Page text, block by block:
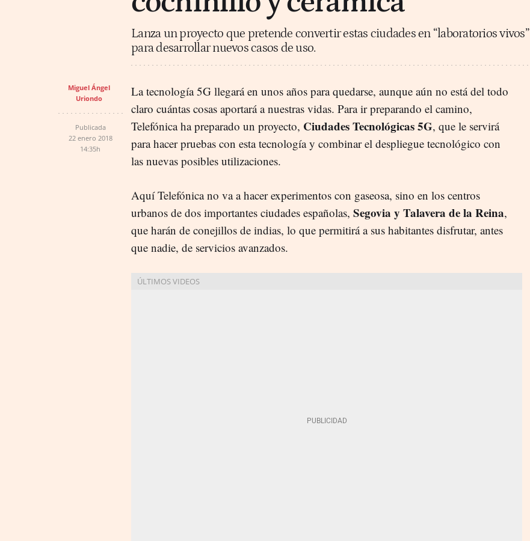
Lanza un proyecto que pretende convertir estas ciudades en “laboratorios vivos”
para desarrollar nuevos casos de uso.
Miguel Ángel
Uriondo
Publicada
22 enero 2018
14:35h
La tecnología 5G llegará en unos años para quedarse, aunque aún no está del todo
claro cuántas cosas aportará a nuestras vidas. Para ir preparando el camino,
Telefónica ha preparado un proyecto, Ciudades Tecnológicas 5G, que le servirá
para hacer pruebas con esta tecnología y combinar el despliegue tecnológico con
las nuevas posibles utilizaciones.
Aquí Telefónica no va a hacer experimentos con gaseosa, sino en los centros
urbanos de dos importantes ciudades españolas, Segovia y Talavera de la Reina,
que harán de conejillos de indias, lo que permitirá a sus habitantes disfrutar, antes
que nadie, de servicios avanzados.